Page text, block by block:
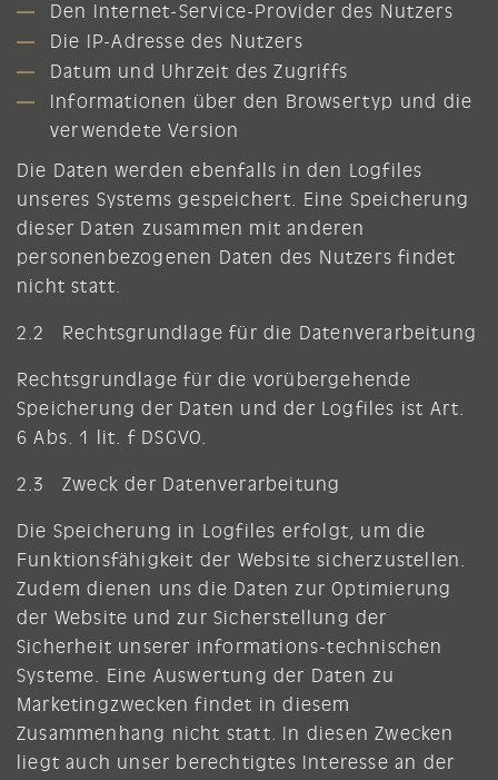
Den Internet-Service-Provider des Nutzers
Die IP-Adresse des Nutzers
Datum und Uhrzeit des Zugriffs
Informationen über den Browsertyp und die
verwendete Version
Die Daten werden ebenfalls in den Logfiles
unseres Systems gespeichert. Eine Speicherung
dieser Daten zusammen mit anderen
personenbezogenen Daten des Nutzers findet
nicht statt.
2.2 Rechtsgrundlage für die Datenverarbeitung
Rechtsgrundlage für die vorübergehende
Speicherung der Daten und der Logfiles ist Art.
6 Abs. 1 lit. f DSGVO.
2.3 Zweck der Datenverarbeitung
Die Speicherung in Logfiles erfolgt, um die
Funktionsfähigkeit der Website sicherzustellen.
Zudem dienen uns die Daten zur Optimierung
der Website und zur Sicherstellung der
Sicherheit unserer informations-technischen
Systeme. Eine Auswertung der Daten zu
Marketingzwecken findet in diesem
Zusammenhang nicht statt. In diesen Zwecken
liegt auch unser berechtigtes Interesse an der